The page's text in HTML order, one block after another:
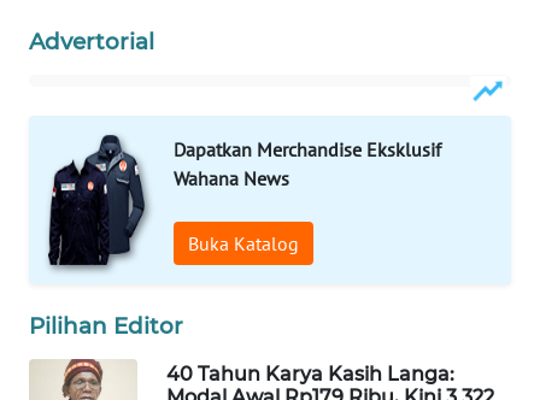
Advertorial
Dapatkan Merchandise Eksklusif
Wahana News
Buka Katalog
Pilihan Editor
40 Tahun Karya Kasih Langa:
MAWAKA
ID
MARTABAT
NET
PLN
WATCH
LPKKI